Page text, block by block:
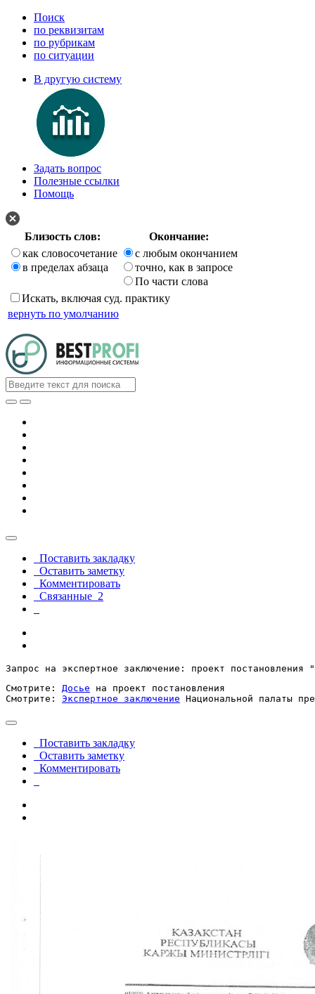
Поиск
по реквизитам
по рубрикам
по ситуации
В другую систему
Задать вопрос
Полезные ссылки
Помощь
Близость слов:
Окончание:
как словосочетание
в пределах абзаца
с любым окончанием
точно, как в запросе
По части слова
Искать, включая суд. практику
вернуть по умолчанию
Поставить закладку
Оставить заметку
Комментировать
Связанные 2
Запрос на экспертное заключение: проект постановления
Смотрите: Досье на проект постановления
Смотрите: Экспертное заключение Национальной палаты
Поставить закладку
Оставить заметку
Комментировать